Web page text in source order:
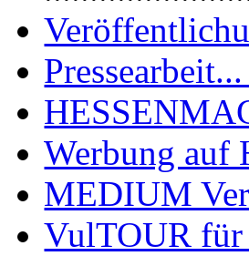
Werbung auf
MEDIUM
VulTOUR für